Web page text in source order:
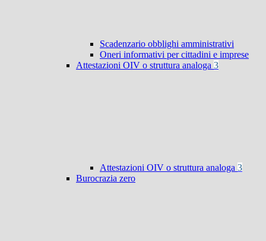
Scadenzario obblighi amministrativi
Oneri informativi per cittadini e imprese
Attestazioni OIV o struttura analoga 3
Attestazioni OIV o struttura analoga 3
Burocrazia zero